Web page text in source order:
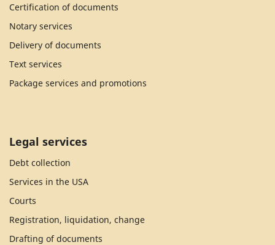
Certification of documents
Notary services
Delivery of documents
Text services
Package services and promotions
Legal services
Debt collection
Services in the USA
Courts
Registration, liquidation, change
Drafting of documents